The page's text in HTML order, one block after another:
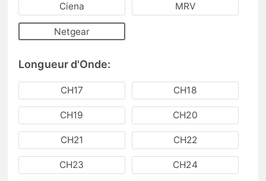
Ciena MRV
Netgear
Longueur d'Onde:
CH17 CH18
CH19 CH20
CH21 CH22
CH23 CH24